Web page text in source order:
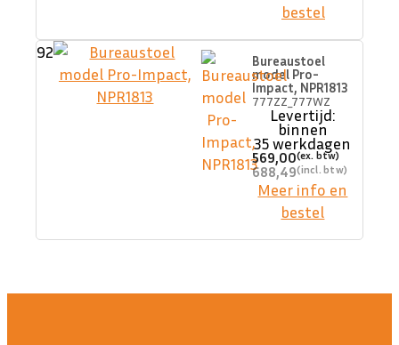
bestel
92
Bureaustoel
model Pro-
Impact, NPR1813
777ZZ_777WZ
Levertijd:
binnen
35 werkdagen
569,00
688,49
Meer info en
bestel